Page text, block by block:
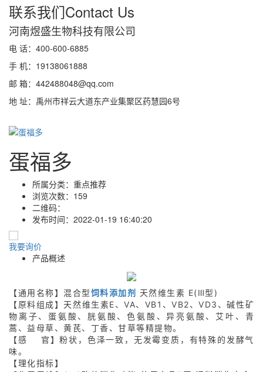
联系我们Contact Us
河南煜盛生物科技有限公司
电 话：400-600-6885
手 机：19138061888
邮 箱：442488048@qq.com
地 址：禹州市祥云大道东产业集聚区药慧园6号
蛋福多
所属分类： 重点推荐
浏览次数： 159
二维码：
发布时间： 2022-01-19 16:40:20
我要询价
产品概述
【通用名称】混合型饲料添加剂
天然维生素 E(Ⅲ型)
【原料组成】天然维生素E、VA、VB1、VB2、VD3、碱性矿
物离子、蛋氨酸、胱氨酸、色氨酸、异亮氨酸、艾叶、青
蒿、益母草、黄芪、丁香、甘草等精提物。
【感 官】粉状，色泽一致，无发霉变质，有特殊的发酵气
味。
【理化指标】